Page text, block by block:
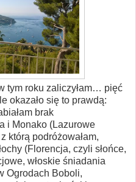
tym roku zaliczyłam… pięć
okazało się to prawdą:
brak
i Monako (Lazurowe
którą podróżowałam,
(Florencja, czyli słońce,
włoskie śniadania
Ogrodach Boboli,